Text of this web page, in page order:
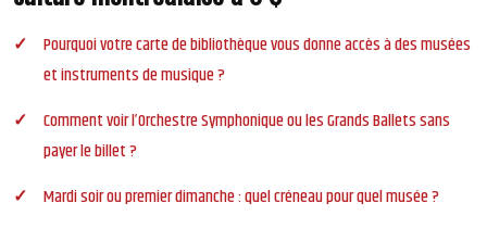
Pourquoi votre carte de bibliothèque vous donne accès à des musées
et instruments de musique ?
Comment voir l’Orchestre Symphonique ou les Grands Ballets sans
payer le billet ?
Mardi soir ou premier dimanche : quel créneau pour quel musée ?